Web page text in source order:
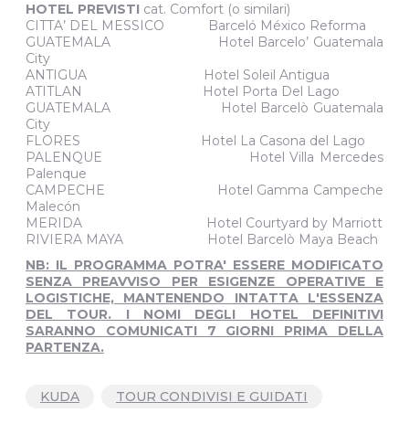
HOTEL PREVISTI cat. Comfort (o similari)
CITTA’ DEL MESSICO Barceló México Reforma
GUATEMALA Hotel Barcelo’ Guatemala
City
ANTIGUA Hotel Soleil Antigua
ATITLAN Hotel Porta Del Lago
GUATEMALA Hotel Barcelò Guatemala
City
FLORES Hotel La Casona del Lago
PALENQUE Hotel Villa Mercedes
Palenque
CAMPECHE Hotel Gamma Campeche
Malecón
MERIDA Hotel Courtyard by Marriott
RIVIERA MAYA Hotel Barcelò Maya Beach
NB: IL PROGRAMMA POTRA' ESSERE MODIFICATO
SENZA PREAVVISO PER ESIGENZE OPERATIVE E
LOGISTICHE, MANTENENDO INTATTA L'ESSENZA
DEL TOUR. I NOMI DEGLI HOTEL DEFINITIVI
SARANNO COMUNICATI 7 GIORNI PRIMA DELLA
PARTENZA.
KUDA TOUR CONDIVISI E GUIDATI